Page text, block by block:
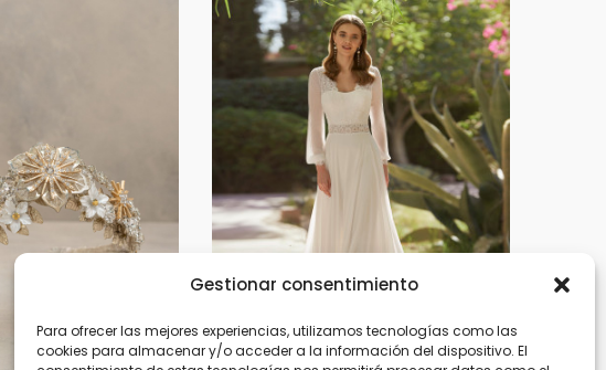
Gestionar consentimiento
Para ofrecer las mejores experiencias, utilizamos tecnologías como las
cookies para almacenar y/o acceder a la información del dispositivo. El